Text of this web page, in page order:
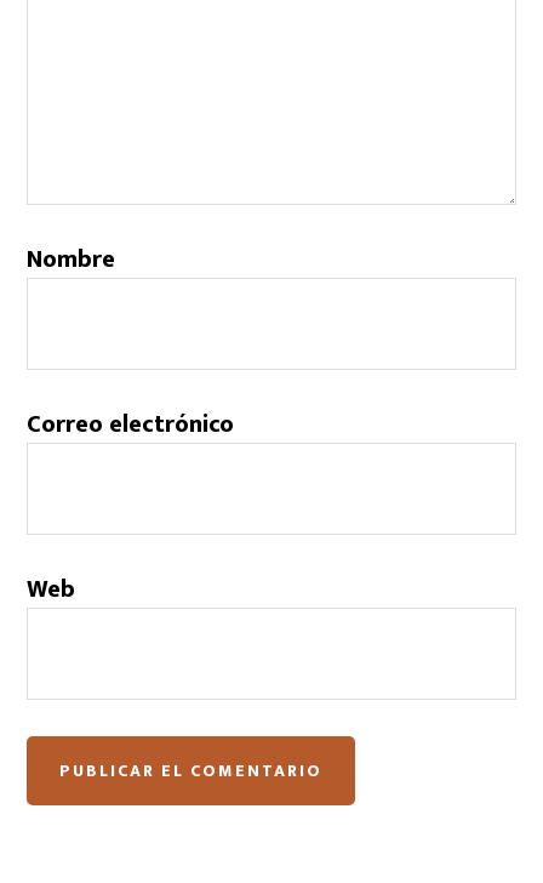
Nombre
Correo electrónico
Web